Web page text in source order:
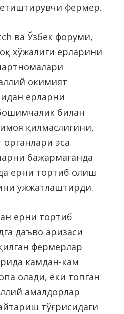
фермер.
ва Ўзбек форуми,
хўжалиги ерларини
ҳокимият
ерларни
билан
қилмаслигини,
органлари эса
бажармаганда
ерни тортиб олиш
ҳужжатлаштирди.
ерни тортиб
даъво аризаси
фермерлар
камдан-кам
олади, ёки топган
амалдорлар
тўғрисидаги